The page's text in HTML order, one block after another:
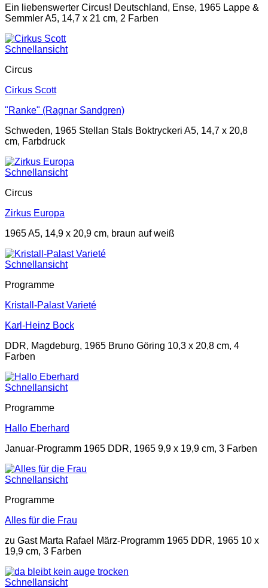
Ein liebenswerter Circus! Deutschland, Ense, 1965 Lappe &
Semmler A5, 14,7 x 21 cm, 2 Farben
Schnellansicht
Circus
Cirkus Scott
"Ranke" (Ragnar Sandgren)
Schweden, 1965 Stellan Stals Boktryckeri A5, 14,7 x 20,8
cm, Farbdruck
Schnellansicht
Circus
Zirkus Europa
1965 A5, 14,9 x 20,9 cm, braun auf weiß
Schnellansicht
Programme
Kristall-Palast Varieté
Karl-Heinz Bock
DDR, Magdeburg, 1965 Bruno Göring 10,3 x 20,8 cm, 4
Farben
Schnellansicht
Programme
Hallo Eberhard
Januar-Programm 1965 DDR, 1965 9,9 x 19,9 cm, 3 Farben
Schnellansicht
Programme
Alles für die Frau
zu Gast Marta Rafael März-Programm 1965 DDR, 1965 10 x
19,9 cm, 3 Farben
Schnellansicht